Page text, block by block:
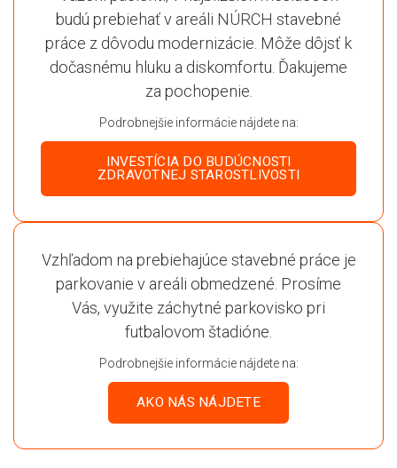
budú prebiehať v areáli NÚRCH stavebné
práce z dôvodu modernizácie. Môže dôjsť k
dočasnému hluku a diskomfortu. Ďakujeme
za pochopenie.
Podrobnejšie informácie nájdete na:
INVESTÍCIA DO BUDÚCNOSTI
ZDRAVOTNEJ STAROSTLIVOSTI
Vzhľadom na prebiehajúce stavebné práce je
parkovanie v areáli obmedzené. Prosíme
Vás, využite záchytné parkovisko pri
futbalovom štadióne.
Podrobnejšie informácie nájdete na:
AKO NÁS NÁJDETE